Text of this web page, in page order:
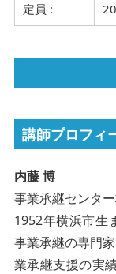
定員 :
講師プロフィ
内藤 博
事業承継センタ
1952年横浜市生
事業承継の専門
業承継支援の実